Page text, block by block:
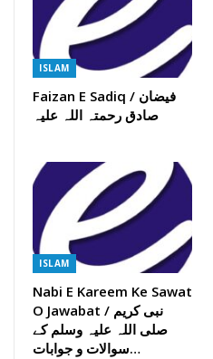
ISLAM
Faizan E Sadiq / فیضان
صادق رحمتہ اللہ علیہ
ISLAM
Nabi E Kareem Ke Sawat
O Jawabat / نبی کریم
صلی اللہ علیہ وسلم کے
سوالات و جوابات…